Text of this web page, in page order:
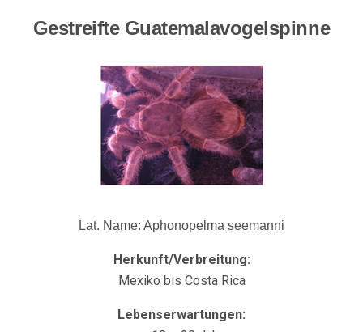
Gestreifte Guatemalavogelspinne
Lat. Name: Aphonopelma seemanni
Herkunft/Verbreitung:
Mexiko bis Costa Rica
Lebenserwartungen: